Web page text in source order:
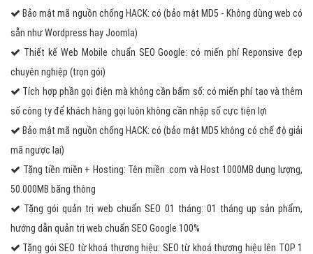
Bảo mật mã nguồn chống HACK: có (bảo mật MD5 - Không dùng web có
sẵn như Wordpress hay Joomla)
Thiết kế Web Mobile chuẩn SEO Google: có miến phí Reponsive đẹp
chuyên nghiệp (trọn gói)
Tích hợp phần gọi điện mà không cần bấm số: có miến phí tạo và thêm
số công ty để khách hàng gọi luôn không cần nhập số cực tiện lợi
Bảo mật mã nguồn chống HACK: có (bảo mật MD5 không có chế độ giải
mã ngược lại)
Tặng tiền miền + Hosting: Tên miền .com và Host 1000MB dung lượng,
50.000MB băng thông
Tặng gói quản trị web chuẩn SEO 01 tháng: 01 tháng up sản phẩm,
hướng dẫn quản trị web chuẩn SEO Google 100%
Tặng gói SEO từ khoá thương hiệu: SEO từ khoá thương hiệu lên TOP 1